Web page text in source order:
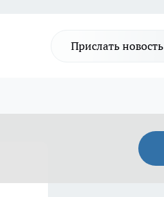
Прислать новость